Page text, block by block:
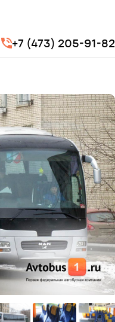
+7 (473) 205-91-82
Man Lion's
в